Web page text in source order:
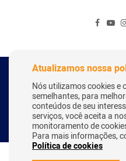
Copyright Webitcoin 2018
Desenvolvido
Atualizamos nossa
Nós utilizamos cookies e
semelhantes, para
conteúdos de seu
serviços, você aceita a
monitoramento de
Para mais informações,
Política de cookies